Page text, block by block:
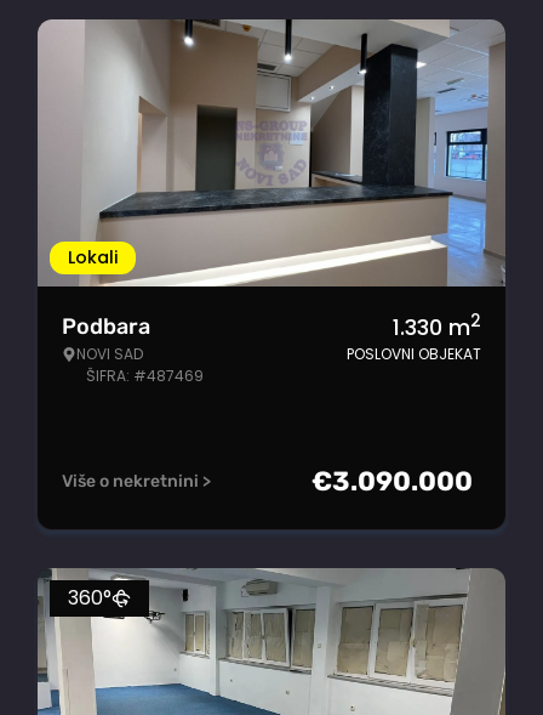
Lokali
Podbara
NOVI SAD
ŠIFRA: #487469
1.330 m2
POSLOVNI OBJEKAT
Više o nekretnini > €3.090.000
360°